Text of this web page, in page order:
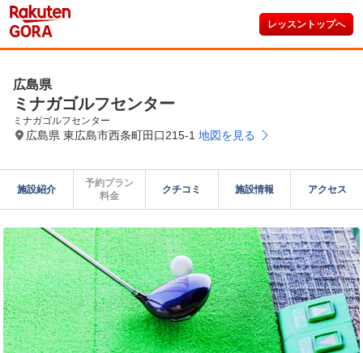
レッスントップへ
広島県
ミナガゴルフセンター
ミナガゴルフセンター
広島県 東広島市西条町田口215-1 地図を見る
施設紹介
予約プラン
料金
クチコミ 施設情報 アクセス